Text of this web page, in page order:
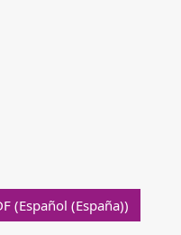
(Español (España))